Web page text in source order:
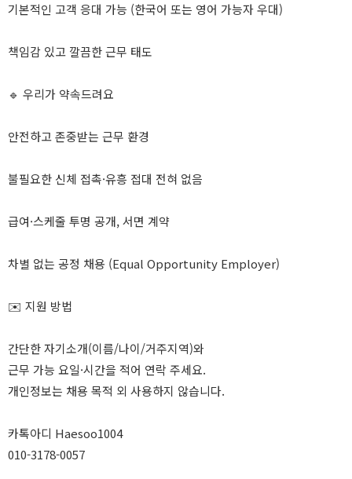
기본적인 고객 응대 가능 (한국어 또는 영어 가능자 우대)
책임감 있고 깔끔한 근무 태도
🔹 우리가 약속드려요
안전하고 존중받는 근무 환경
불필요한 신체 접촉·유흥 접대 전혀 없음
급여·스케줄 투명 공개, 서면 계약
차별 없는 공정 채용 (Equal Opportunity Employer)
✉️ 지원 방법
간단한 자기소개(이름/나이/거주지역)와
근무 가능 요일·시간을 적어 연락 주세요.
개인정보는 채용 목적 외 사용하지 않습니다.
카톡아디 Haesoo1004
010-3178-0057